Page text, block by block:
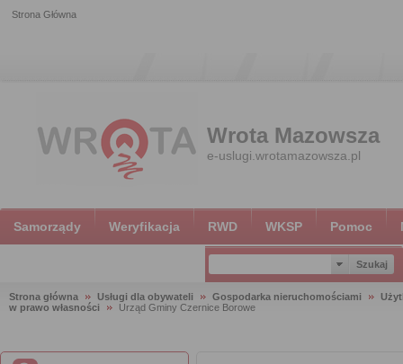
Strona Główna
Wrota Mazowsza
e-uslugi.wrotamazowsza.pl
Samorządy Weryfikacja RWD WKSP Pomoc
Strona główna Usługi dla obywateli Gospodarka nieruchomościami
w prawo własności
Urząd Gminy Czernice Borowe